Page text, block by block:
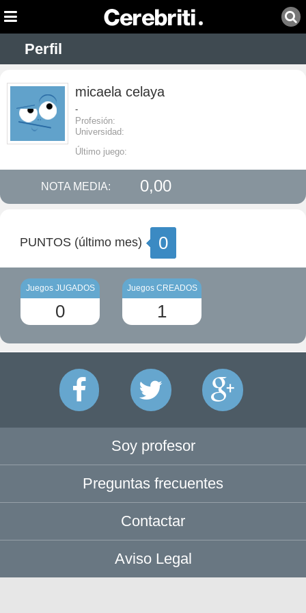
Perfil
micaela celaya
-
Profesión:
Universidad:
Último juego:
NOTA MEDIA: 0,00
PUNTOS (último mes) 0
Juegos JUGADOS
0
Juegos CREADOS
1
Soy profesor
Preguntas frecuentes
Contactar
Aviso Legal